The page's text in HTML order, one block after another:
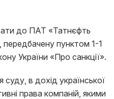
до ПАТ «Татнєфть
пунктом 1-1
України «Про санкції».
суду, в дохід української
права компаній, якими